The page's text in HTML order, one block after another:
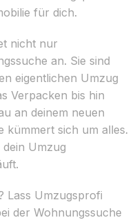
für dich.
nicht nur
an. Sie sind
eigentlichen Umzug
Verpacken bis hin
an deinem neuen
kümmert sich um alles.
Umzug
Lass Umzugsprofi
der Wohnungssuche